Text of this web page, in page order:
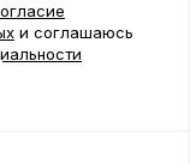
и соглашаюсь